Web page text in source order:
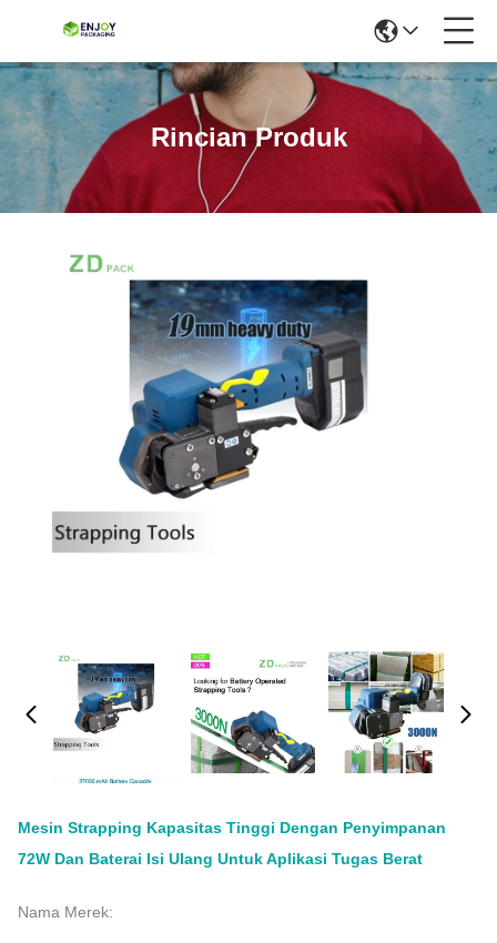
Rincian Produk
Mesin Strapping Kapasitas Tinggi Dengan Penyimpanan
72W Dan Baterai Isi Ulang Untuk Aplikasi Tugas Berat
Nama Merek: